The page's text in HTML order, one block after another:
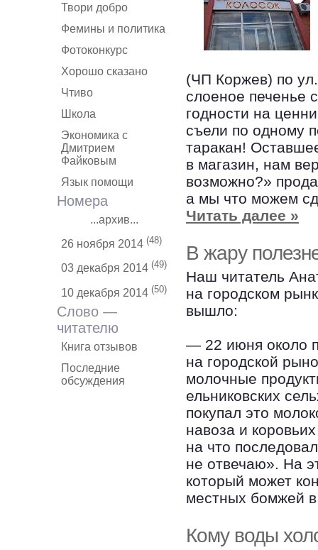
Твори добро
Фемины и политика
Фотоконкурс
Хорошо сказано
Чтиво
Школа
Экономика с
Дмитрием
Файковым
Язык помощи
Номера
...архив...
26 ноября 2014 (48)
03 декабря 2014 (49)
10 декабря 2014 (50)
Слово —
читателю
Книга отзывов
Последние
обсуждения
(ЧП Коржев) по
слоеное печенье
годности на
съели по одному
таракан!
в магазин, нам
возможно?»
а мы что можем
Читать далее »
В жару
Наш читатель
на городском
вышло:
— 22 июня около
на городской
молочные
ельниковских
покупал это
навоза и
на что
не отвечаю». На
который может
местных бомжей
Кому воды